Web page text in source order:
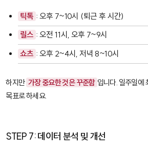
틱톡 : 오후 7~10시 (퇴근 후 시간)
릴스 : 오전 11시, 오후 7~9시
쇼츠 : 오후 2~4시, 저녁 8~10시
하지만 가장 중요한 것은 꾸준함 입니다. 일주일
목표로 하세요.
STEP 7: 데이터 분석 및 개선